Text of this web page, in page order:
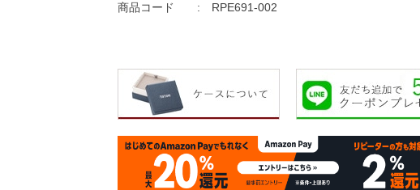
商品コード RPE691-002